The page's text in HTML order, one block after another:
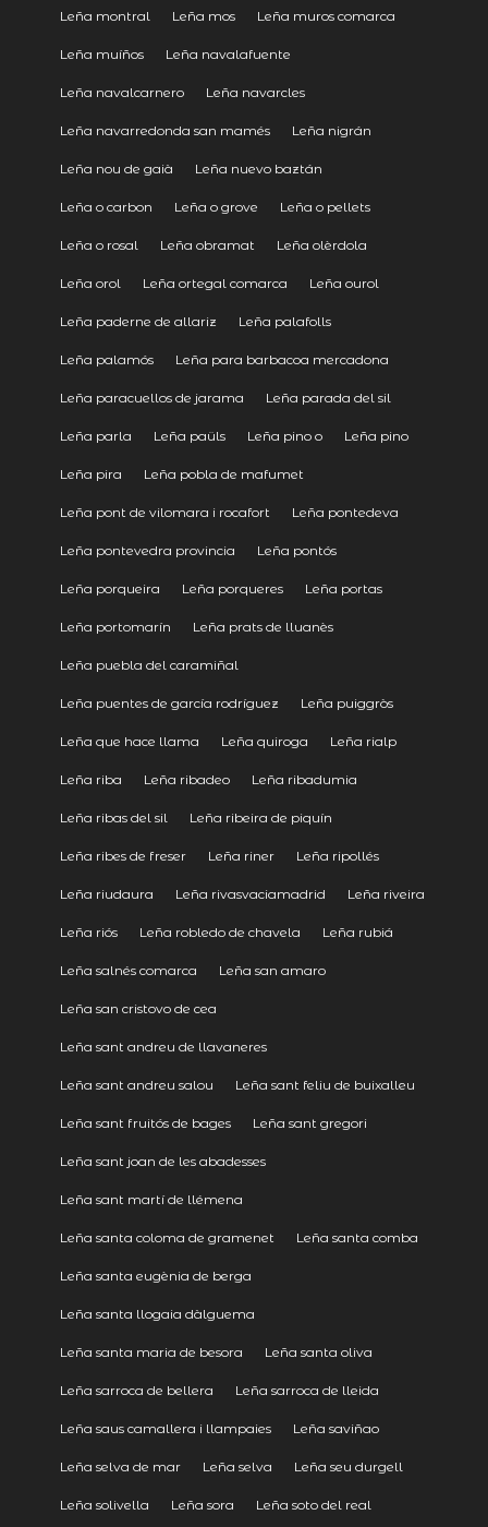
Leña montral Leña mos Leña muros comarca
Leña muíños Leña navalafuente
Leña navalcarnero Leña navarcles
Leña navarredonda san mamés Leña nigrán
Leña nou de gaià Leña nuevo baztán
Leña o carbon Leña o grove Leña o pellets
Leña o rosal Leña obramat Leña olèrdola
Leña orol Leña ortegal comarca Leña ourol
Leña paderne de allariz Leña palafolls
Leña palamós Leña para barbacoa mercadona
Leña paracuellos de jarama Leña parada del sil
Leña parla Leña paüls Leña pino o Leña pino
Leña pira Leña pobla de mafumet
Leña pont de vilomara i rocafort Leña pontedeva
Leña pontevedra provincia Leña pontós
Leña porqueira Leña porqueres Leña portas
Leña portomarín Leña prats de lluanès
Leña puebla del caramiñal
Leña puentes de garcía rodríguez Leña puiggròs
Leña que hace llama Leña quiroga Leña rialp
Leña riba Leña ribadeo Leña ribadumia
Leña ribas del sil Leña ribeira de piquín
Leña ribes de freser Leña riner Leña ripollés
Leña riudaura Leña rivasvaciamadrid Leña riveira
Leña riós Leña robledo de chavela Leña rubiá
Leña salnés comarca Leña san amaro
Leña san cristovo de cea
Leña sant andreu de llavaneres
Leña sant andreu salou Leña sant feliu de buixalleu
Leña sant fruitós de bages Leña sant gregori
Leña sant joan de les abadesses
Leña sant martí de llémena
Leña santa coloma de gramenet Leña santa comba
Leña santa eugènia de berga
Leña santa llogaia dàlguema
Leña santa maria de besora Leña santa oliva
Leña sarroca de bellera Leña sarroca de lleida
Leña saus camallera i llampaies Leña saviñao
Leña selva de mar Leña selva Leña seu durgell
Leña solivella Leña sora Leña soto del real